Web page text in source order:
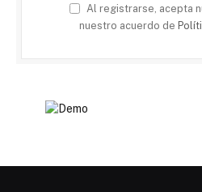
Al registrarse, acepta
nuestro acuerdo de